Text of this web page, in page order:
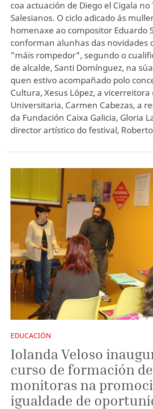
coa actuación de Diego el Cigala no
Salesianos. O ciclo adicado ás
homenaxe ao compositor Eduardo
conforman alunhas das novidades
"máis rompedor", segundo o
de alcalde, Santi Domínguez, na
quen estivo acompañado polo
Cultura, Xesus López, a vicerreitora
Universitaria, Carmen Cabezas, a
da Fundación Caixa Galicia, Gloria
director artístico do festival,
EDUCACIÓN
Iolanda Veloso
curso de formación de
monitoras na
igualdade de